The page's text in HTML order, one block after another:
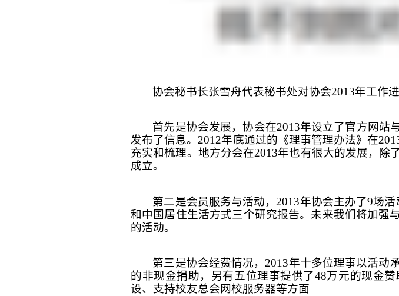
协会秘书长张雪舟代表秘书处对协会2013年工作
首先是协会发展，协会在2013年设立了官方网站
发布了信息。2012年底通过的《理事管理办法》在
充实和梳理。地方分会在2013年也有很大的发展，
成立。
第二是会员服务与活动，2013年协会主办了9场
和中国居住生活方式三个研究报告。未来我们将加强
的活动。
第三是协会经费情况，2013年十多位理事以活动
的非现金捐助，另有五位理事提供了48万元的现金
设、支持校友总会网校服务器等方面